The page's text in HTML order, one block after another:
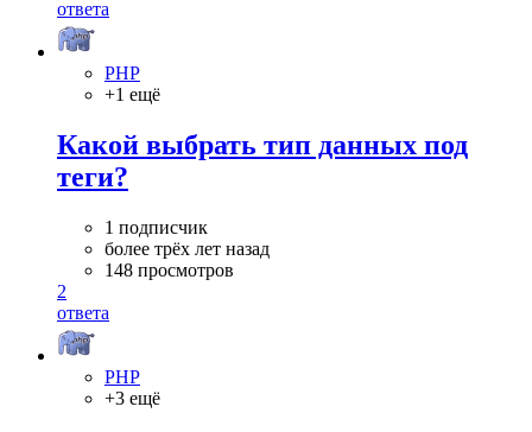
ответа
PHP
+1 ещё
Какой выбрать тип данных под
теги?
1 подписчик
более трёх лет назад
148 просмотров
2
ответа
PHP
+3 ещё